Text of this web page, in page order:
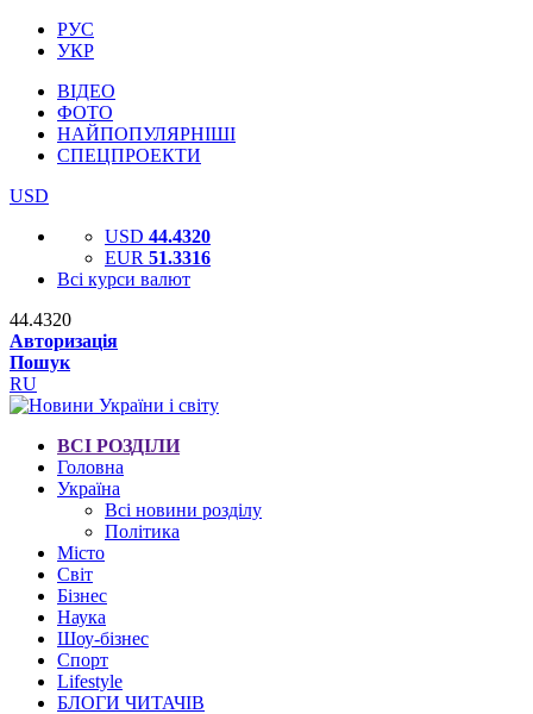
РУС
УКР
ВІДЕО
ФОТО
НАЙПОПУЛЯРНІШІ
СПЕЦПРОЕКТИ
USD
USD 44.4320
EUR 51.3316
Всі курси валют
44.4320
Авторизація
Пошук
RU
ВСІ РОЗДІЛИ
Головна
Україна
Всі новини розділу
Політика
Місто
Світ
Бізнес
Наука
Шоу-бізнес
Спорт
Lifestyle
БЛОГИ ЧИТАЧІВ